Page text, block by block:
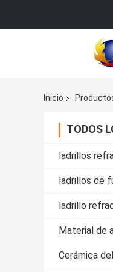
Inicio
TODOS
ladrillos
ladrillos de
ladrillo
Material de
Cerámica